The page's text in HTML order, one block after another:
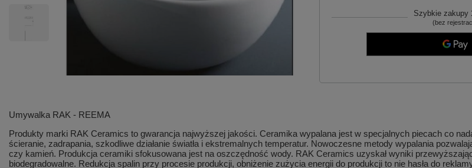
Szybkie zakupy
(bez
Umywalka RAK - REEMA
Produkty marki RAK Ceramics to gwarancja najwyższej jakości. Ceramika wypalana jest w specjalnych piecach co
ścieranie, zadrapania, szkodliwe działanie światła i ekstremalnych temperatur. Nowoczesne metody wypalania
czy kamień. Produkcja ceramiki sfokusowana jest na oszczędność wody. RAK Ceramics uzyskał wyniki
biodegradowalne. Redukcja spalin przy procesie produkcji, obniżenie zużycia energii do produkcji to nie hasła do